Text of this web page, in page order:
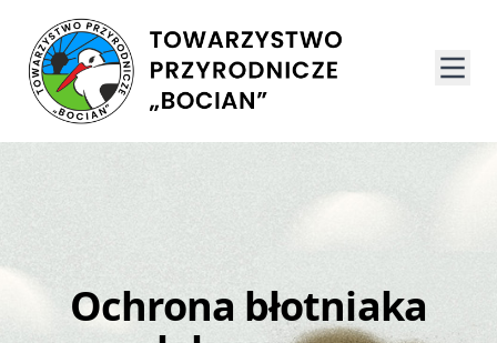
Ochrona błotniaka